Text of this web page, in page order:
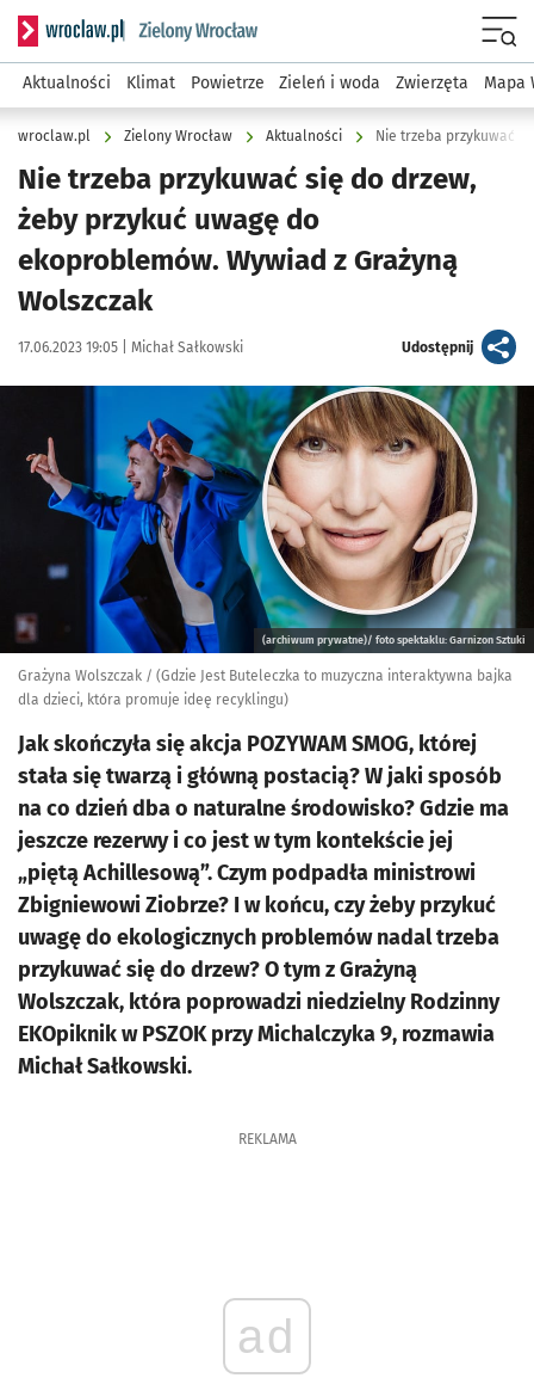
Serwis informacyjny wroclaw.pl podserwis: Środowisko we
Aktualności Klimat Powietrze Zieleń i woda Zwierzęta Mapa
wroclaw.pl Zielony Wrocław Aktualności
Nie trzeba przykuwać się do drzew,
żeby przykuć uwagę do
ekoproblemów. Wywiad z Grażyną
Wolszczak
Data publikacji:
17.06.2023 19:05 | Autor:
Michał Sałkowski Udostępnijartykuł
(archiwum prywatne)/ foto spektaklu: Garnizon Sztuki
Grażyna Wolszczak / (Gdzie Jest Buteleczka to muzyczna interaktywna bajka
dla dzieci, która promuje ideę recyklingu)
Jak skończyła się akcja POZYWAM SMOG, której
stała się twarzą i główną postacią? W jaki sposób
na co dzień dba o naturalne środowisko? Gdzie ma
jeszcze rezerwy i co jest w tym kontekście jej
„piętą Achillesową”. Czym podpadła ministrowi
Zbigniewowi Ziobrze? I w końcu, czy żeby przykuć
uwagę do ekologicznych problemów nadal trzeba
przykuwać się do drzew? O tym z Grażyną
Wolszczak, która poprowadzi niedzielny Rodzinny
EKOpiknik w PSZOK przy Michalczyka 9, rozmawia
Michał Sałkowski.
REKLAMA
ad